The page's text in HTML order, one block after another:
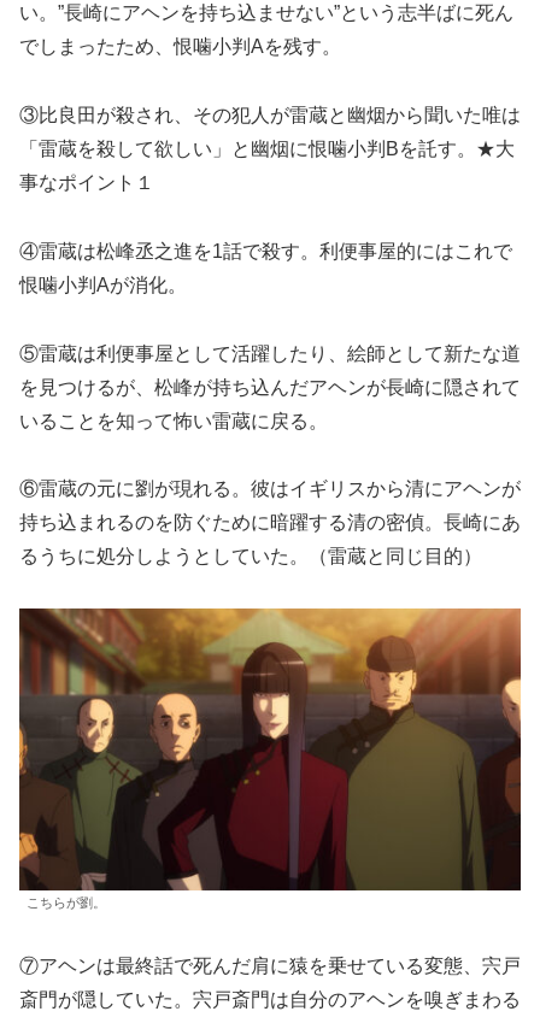
い。”長崎にアヘンを持ち込ませない”という志半ばに死ん
でしまったため、恨噛小判Aを残す。
③比良田が殺され、その犯人が雷蔵と幽烟から聞いた唯は
「雷蔵を殺して欲しい」と幽烟に恨噛小判Bを託す。★大
事なポイント１
④雷蔵は松峰丞之進を1話で殺す。利便事屋的にはこれで
恨噛小判Aが消化。
⑤雷蔵は利便事屋として活躍したり、絵師として新たな道
を見つけるが、松峰が持ち込んだアヘンが長崎に隠されて
いることを知って怖い雷蔵に戻る。
⑥雷蔵の元に劉が現れる。彼はイギリスから清にアヘンが
持ち込まれるのを防ぐために暗躍する清の密偵。長崎にあ
るうちに処分しようとしていた。（雷蔵と同じ目的）
こちらが劉。
⑦アヘンは最終話で死んだ肩に猿を乗せている変態、宍戸
斎門が隠していた。宍戸斎門は自分のアヘンを嗅ぎまわる